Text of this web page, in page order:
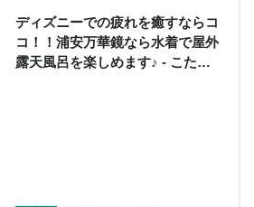
ディズニーでの疲れを癒すならコ
コ！！浦安万華鏡なら水着で屋外
露天風呂を楽しめます♪ - こたつ